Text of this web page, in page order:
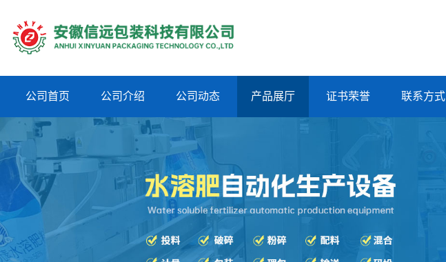
公司首页 公司介绍 公司动态 产品展厅 证书荣誉 联系方式